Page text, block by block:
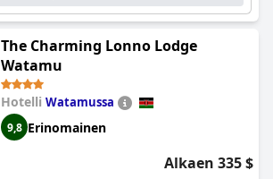
The Charming Lonno Lodge
Watamu
Hotelli Watamussa
9,8 Erinomainen
Alkaen 335 $